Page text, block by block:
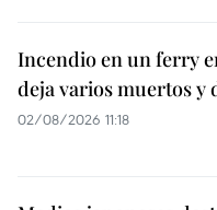
Incendio en un ferry
deja varios muertos y
02/08/2026 11:18